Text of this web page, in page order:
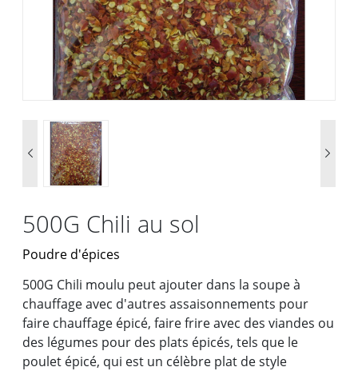
 
500G Chili au sol
Poudre d'épices
500G Chili moulu peut ajouter dans la soupe à
chauffage avec d'autres assaisonnements pour
faire chauffage épicé, faire frire avec des viandes ou
des légumes pour des plats épicés, tels que le
poulet épicé, qui est un célèbre plat de style